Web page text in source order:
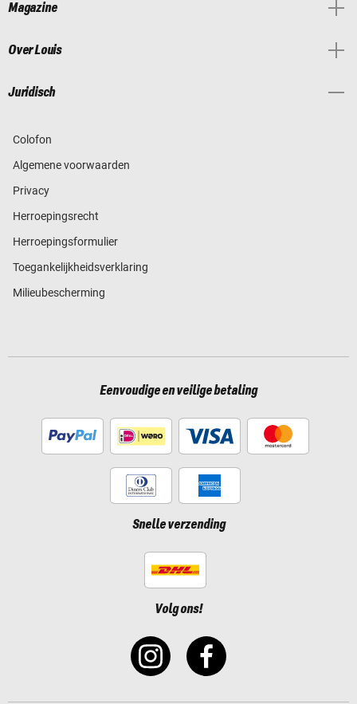
Magazine
Over Louis
Juridisch
Colofon
Algemene voorwaarden
Privacy
Herroepingsrecht
Herroepingsformulier
Toegankelijkheidsverklaring
Milieubescherming
Eenvoudige en veilige betaling
Snelle verzending
Volg ons!